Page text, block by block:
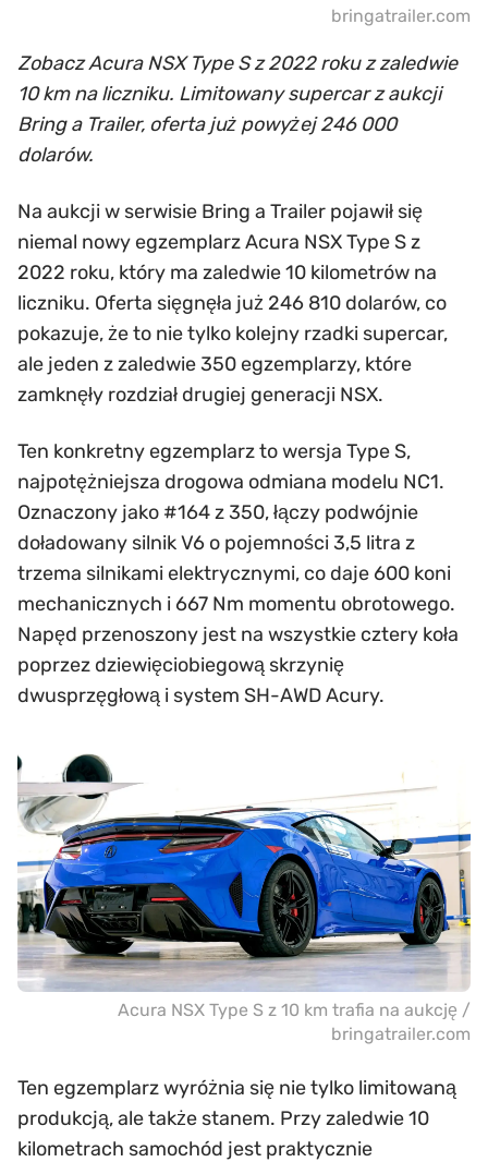
bringatrailer.com
Zobacz Acura NSX Type S z 2022 roku z zaledwie
10 km na liczniku. Limitowany supercar z aukcji
Bring a Trailer, oferta już powyżej 246 000
dolarów.
Na aukcji w serwisie Bring a Trailer pojawił się
niemal nowy egzemplarz Acura NSX Type S z
2022 roku, który ma zaledwie 10 kilometrów na
liczniku. Oferta sięgnęła już 246 810 dolarów, co
pokazuje, że to nie tylko kolejny rzadki supercar,
ale jeden z zaledwie 350 egzemplarzy, które
zamknęły rozdział drugiej generacji NSX.
Ten konkretny egzemplarz to wersja Type S,
najpotężniejsza drogowa odmiana modelu NC1.
Oznaczony jako #164 z 350, łączy podwójnie
doładowany silnik V6 o pojemności 3,5 litra z
trzema silnikami elektrycznymi, co daje 600 koni
mechanicznych i 667 Nm momentu obrotowego.
Napęd przenoszony jest na wszystkie cztery koła
poprzez dziewięciobiegową skrzynię
dwusprzęgłową i system SH-AWD Acury.
Acura NSX Type S z 10 km trafia na aukcję /
bringatrailer.com
Ten egzemplarz wyróżnia się nie tylko limitowaną
produkcją, ale także stanem. Przy zaledwie 10
kilometrach samochód jest praktycznie